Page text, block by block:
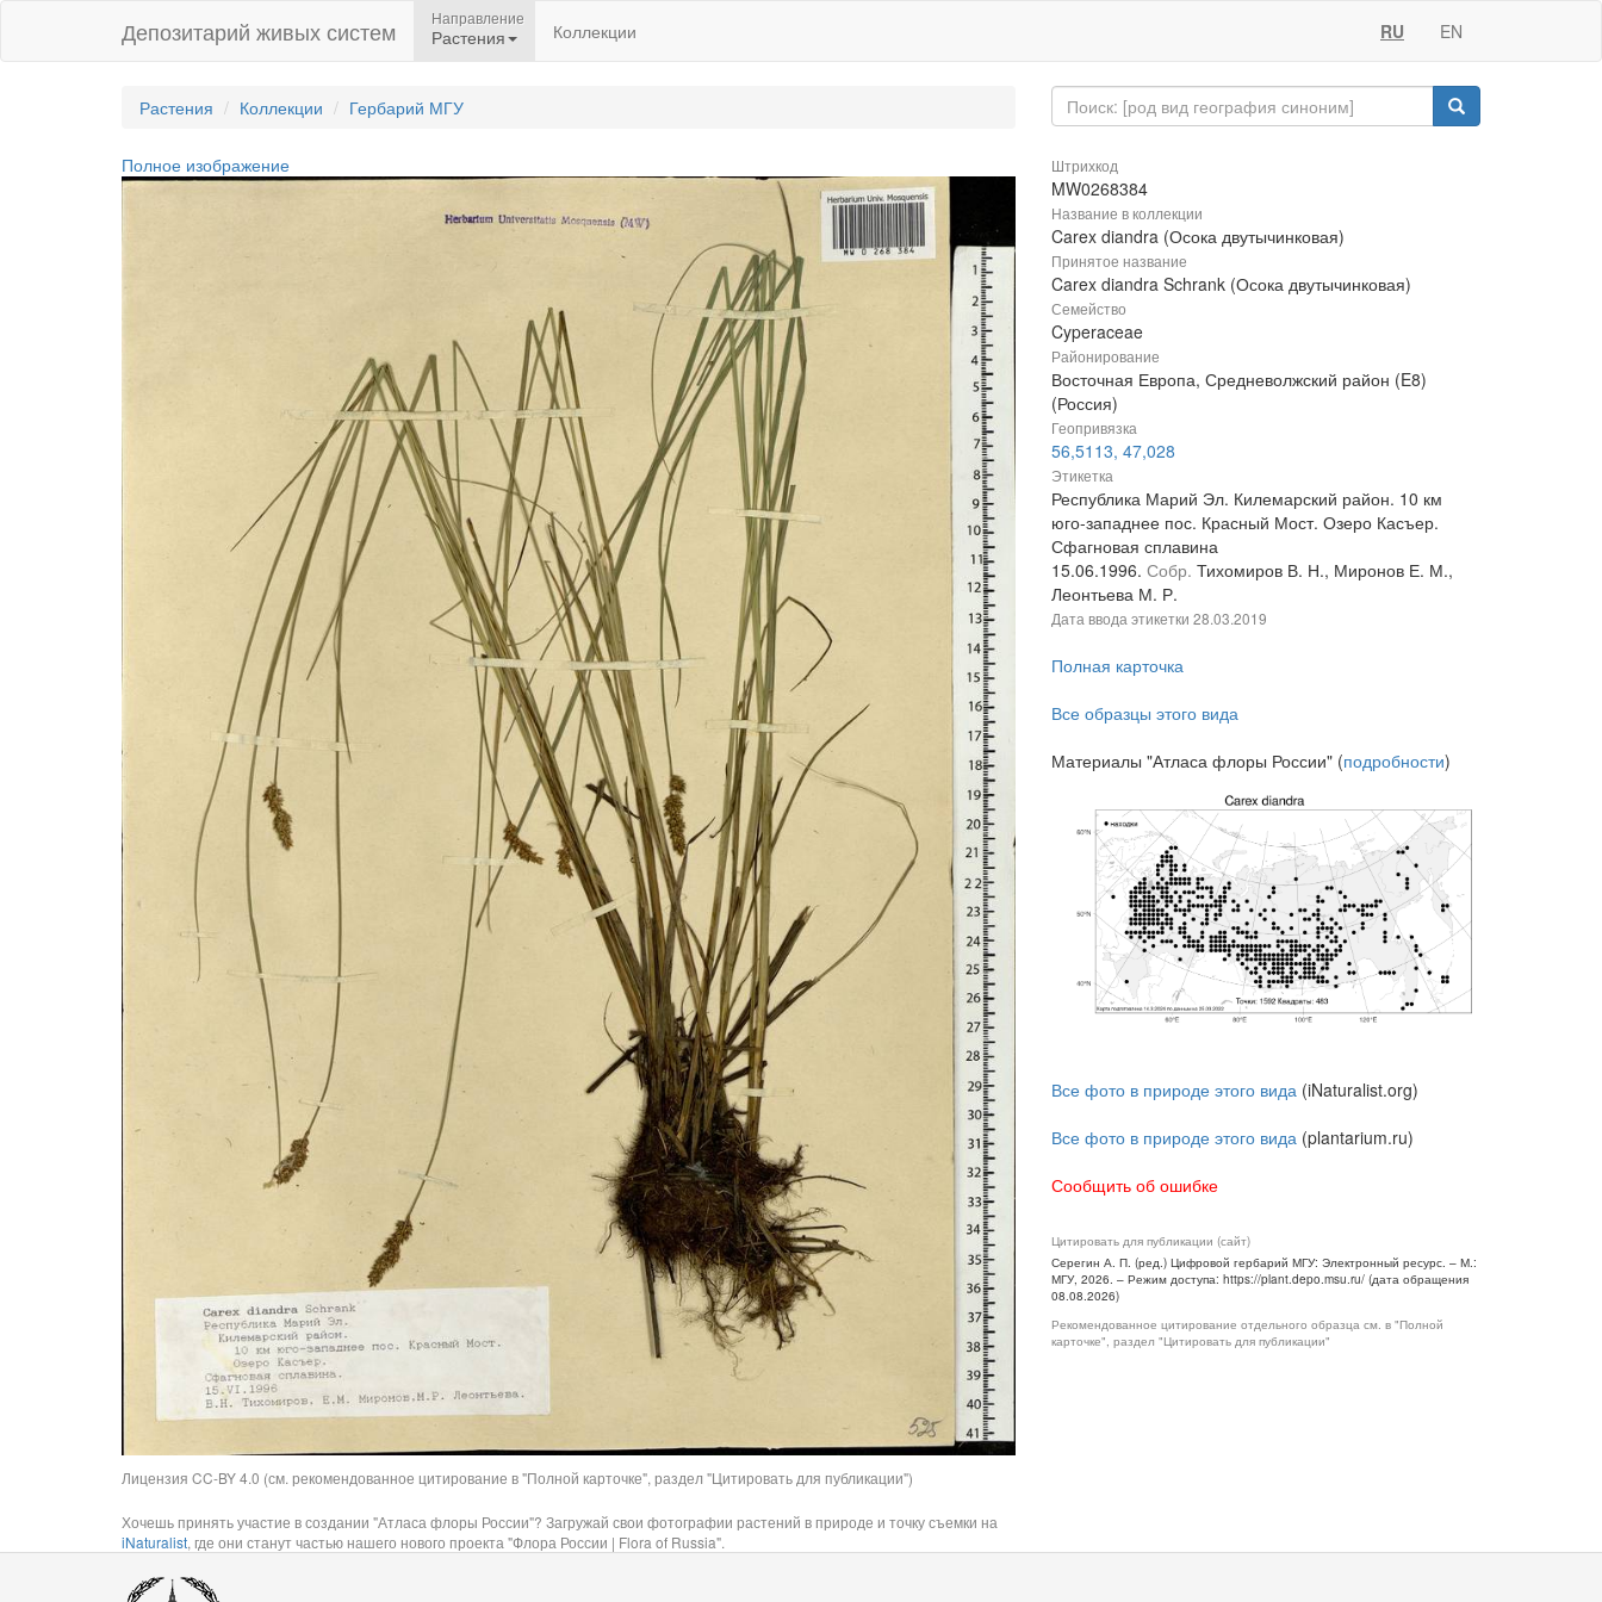
Депозитарий живых систем Направление
Растения Коллекции RU EN
Растения Коллекции Гербарий МГУ
Полное изображение
Лицензия CC-BY 4.0 (см. рекомендованное цитирование в "Полной карточке", раздел "Цитировать для публикации")
Хочешь принять участие в создании "Атласа флоры России"? Загружай свои фотографии растений в природе и точку съемки на
iNaturalist, где они станут частью нашего нового проекта "Флора России | Flora of Russia".
Штрихкод
MW0268384
Название в коллекции
Carex diandra (Осока двутычинковая)
Принятое название
Carex diandra Schrank (Осока двутычинковая)
Семейство
Cyperaceae
Районирование
Восточная Европа, Средневолжский район (E8)
(Россия)
Геопривязка
56,5113, 47,028
Этикетка
Республика Марий Эл. Килемарский район. 10 км
юго-западнее пос. Красный Мост. Озеро Касъер.
Сфагновая сплавина
15.06.1996. Собр. Тихомиров В. Н., Миронов Е. М.,
Леонтьева М. Р.
Дата ввода этикетки 28.03.2019
Полная карточка
Все образцы этого вида
Материалы "Атласа флоры России" (подробности)
Все фото в природе этого вида (iNaturalist.org)
Все фото в природе этого вида (plantarium.ru)
Сообщить об ошибке
Цитировать для публикации (сайт)
Серегин А. П. (ред.) Цифровой гербарий МГУ: Электронный ресурс. – М.:
МГУ, 2026. – Режим доступа: https://plant.depo.msu.ru/ (дата обращения
08.08.2026)
Рекомендованное цитирование отдельного образца см. в "Полной
карточке", раздел "Цитировать для публикации"